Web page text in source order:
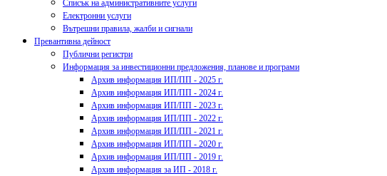
Списък на административните услуги
Електронни услуги
Вътрешни правила, жалби и сигнали
Превантивна дейност
Публични регистри
Информация за инвестиционни предложения, планове и програми
Архив информация ИП/ПП - 2025 г.
Архив информация ИП/ПП - 2024 г.
Архив информация ИП/ПП - 2023 г.
Архив информация ИП/ПП - 2022 г.
Архив информация ИП/ПП - 2021 г.
Архив информация ИП/ПП - 2020 г.
Архив информация ИП/ПП - 2019 г.
Архив информация за ИП - 2018 г.